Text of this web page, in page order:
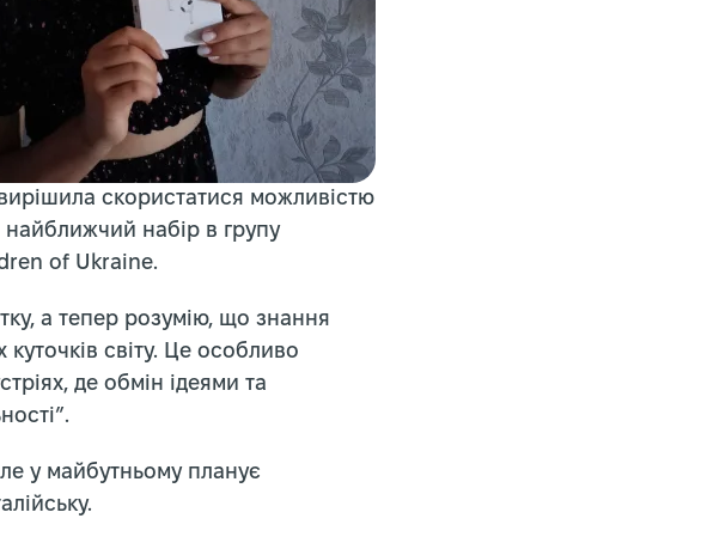
скористатися можливістю
набір в групу
of Ukraine.
а тепер розумію, що знання
світу. Це особливо
де обмін ідеями та
у майбутньому планує